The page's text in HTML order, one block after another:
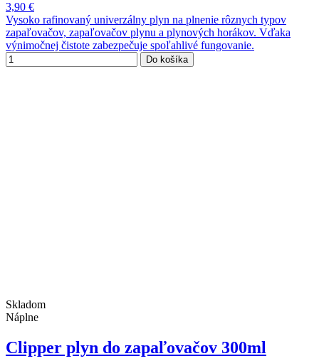
3,90 €
Vysoko rafinovaný univerzálny plyn na plnenie rôznych typov
zapaľovačov, zapaľovačov plynu a plynových horákov. Vďaka
výnimočnej čistote zabezpečuje spoľahlivé fungovanie.
Do košíka
Skladom
Náplne
Clipper plyn do zapaľovačov 300ml